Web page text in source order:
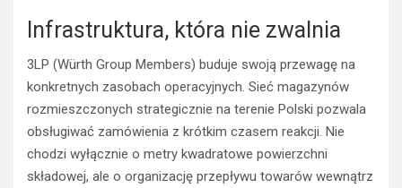
Infrastruktura, która nie zwalnia
3LP (Würth Group Members) buduje swoją przewagę na
konkretnych zasobach operacyjnych. Sieć magazynów
rozmieszczonych strategicznie na terenie Polski pozwala
obsługiwać zamówienia z krótkim czasem reakcji. Nie
chodzi wyłącznie o metry kwadratowe powierzchni
składowej, ale o organizację przepływu towarów wewnątrz